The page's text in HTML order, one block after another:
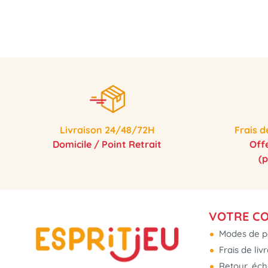
Livraison 24/48/72H
Domicile / Point Retrait
Frais
VOTRE
Modes de
Frais de
Retour,